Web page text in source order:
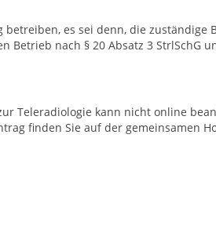
Grundschule &
Kernzeitbetreuung
es sei denn, die zuständige
Betrieb nach § 20 Absatz 3 StrlSchG
Teleradiologie kann nicht online
finden Sie auf der gemeinsamen